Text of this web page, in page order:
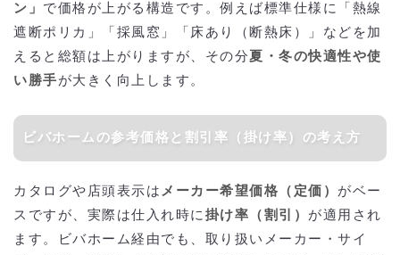
ン」 で価格が上がる構造です。例えば標準仕様に「熱線
遮断ポリカ」「採風窓」「床あり（断熱床）」などを加
えると総額は上がりますが、その分夏・冬の快適性や使
い勝手 が大きく向上します。
ビバホームの参考価格と割引率（掛け率）の考え方
カタログや店頭表示は メーカー希望価格（定価） がベー
スですが、実際は仕入れ時に 掛け率（割引） が適用され
ます。ビバホーム経由でも、取り扱いメーカー・サイ